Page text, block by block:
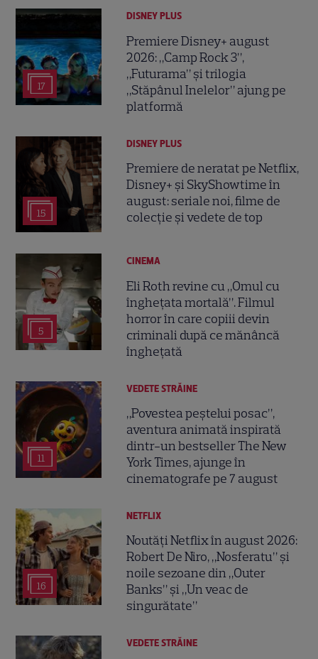
17
DISNEY PLUS
Premiere Disney+ august
2026: „Camp Rock 3”,
„Futurama” și trilogia
„Stăpânul Inelelor” ajung pe
platformă
15
DISNEY PLUS
Premiere de neratat pe Netflix,
Disney+ și SkyShowtime în
august: seriale noi, filme de
colecție și vedete de top
5
CINEMA
Eli Roth revine cu „Omul cu
înghețata mortală”. Filmul
horror în care copiii devin
criminali după ce mănâncă
înghețată
11
VEDETE STRĂINE
„Povestea peștelui posac”,
aventura animată inspirată
dintr-un bestseller The New
York Times, ajunge în
cinematografe pe 7 august
16
NETFLIX
Noutăți Netflix în august 2026:
Robert De Niro, „Nosferatu” și
noile sezoane din „Outer
Banks” și „Un veac de
singurătate”
VEDETE STRĂINE